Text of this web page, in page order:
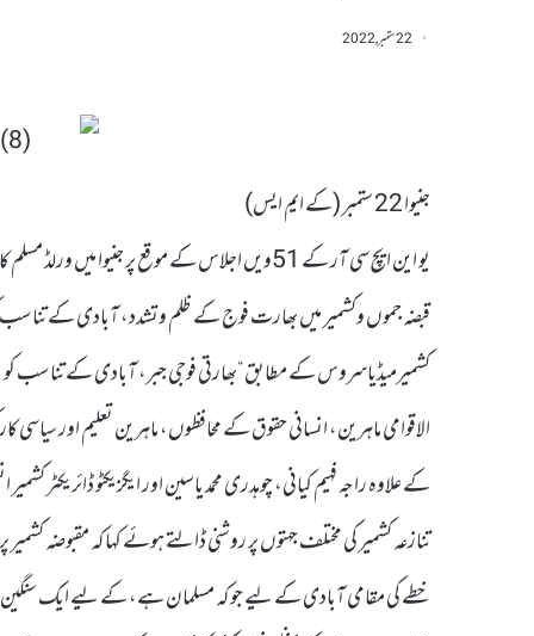
22 ستمبر, 2022
جنیوا 22 ستمبر (کے ایم ایس)
یو این ایچ سی آر کے 51ویں اجلاس کے موقع پر
قبضہ جموں وکشمیر میں بھارت فوج کے ظلم وتشدد، آبادی کے
کشمیرمیڈیاسروس کے مطابق ”بھارتی فوجی جبر، آبادی کے تناسب کو
الاقوامی ماہرین، انسانی حقوق کے محافظوں، ماہرین تعلیم اور
کے علاوہ راجہ فہیم کیانی، چوہدری محمد یاسین اور ایگزیکٹو
تنازعہ کشمیر کی مختلف جہتوں پر روشنی ڈالتے ہوئے کہا کہ مقبوضہ
خطے کی مقامی آبادی کے لیے جو کہ مسلمان ہے، کے لیے ایک سنگین